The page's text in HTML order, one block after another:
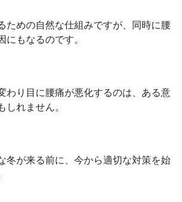
ための自然な仕組みですが、同時に腰
もなるのです。
わり目に腰痛が悪化するのは、ある意
れません。
冬が来る前に、今から適切な対策を始